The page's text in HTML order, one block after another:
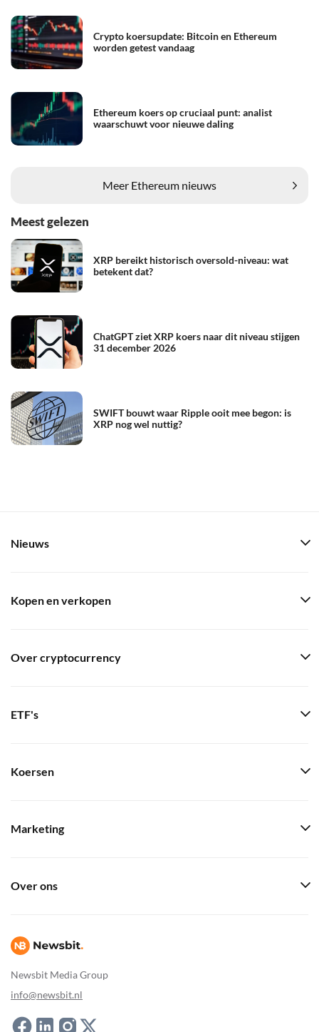
Crypto koersupdate: Bitcoin en Ethereum
worden getest vandaag
Ethereum koers op cruciaal punt: analist
waarschuwt voor nieuwe daling
Meer Ethereum nieuws
Meest gelezen
XRP bereikt historisch oversold-niveau: wat
betekent dat?
ChatGPT ziet XRP koers naar dit niveau stijgen
31 december 2026
SWIFT bouwt waar Ripple ooit mee begon: is
XRP nog wel nuttig?
Newsbit Media Group
info@newsbit.nl
Nieuws
Kopen en verkopen
Over cryptocurrency
ETF's
Koersen
Marketing
Over ons